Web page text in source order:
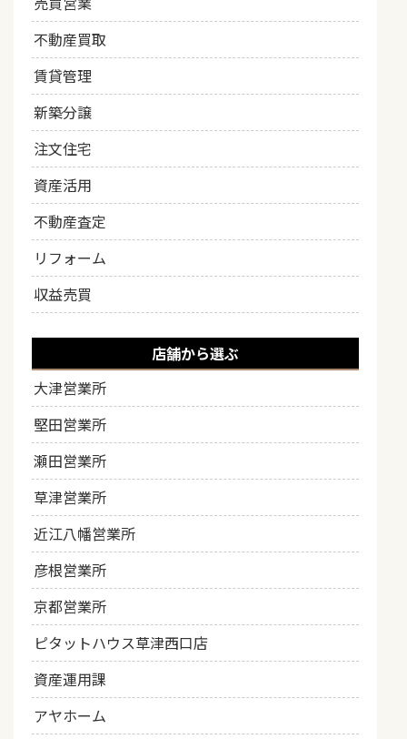
不動産買取
賃貸管理
新築分譲
注文住宅
資産活用
不動産査定
リフォーム
収益売買
店舗から選ぶ
大津営業所
堅田営業所
瀬田営業所
草津営業所
近江八幡営業所
彦根営業所
京都営業所
ピタットハウス草津西口店
資産運用課
アヤホーム